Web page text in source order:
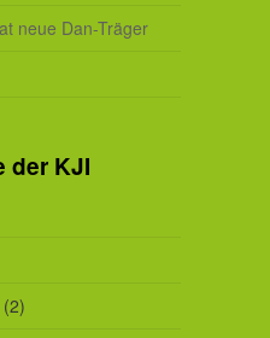
neue Dan-Träger
der KJI
(2)